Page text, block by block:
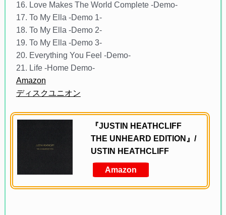
16. Love Makes The World Complete -Demo-
17. To My Ella -Demo 1-
18. To My Ella -Demo 2-
19. To My Ella -Demo 3-
20. Everything You Feel -Demo-
21. Life -Home Demo-
Amazon
ディスクユニオン
『JUSTIN HEATHCLIFF
THE UNHEARD EDITION』/
USTIN HEATHCLIFF
Amazon